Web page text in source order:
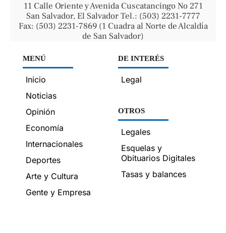
11 Calle Oriente y Avenida Cuscatancingo No 271
San Salvador, El Salvador Tel.: (503) 2231-7777
Fax: (503) 2231-7869 (1 Cuadra al Norte de Alcaldía
de San Salvador)
MENÚ
Inicio
Noticias
Opinión
Economía
Internacionales
Deportes
Arte y Cultura
Gente y Empresa
DE INTERÉS
Legal
OTROS
Legales
Esquelas y
Obituarios Digitales
Tasas y balances